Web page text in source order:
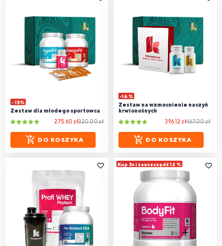
- 15%
Zestaw dla młodego sportowca
320.00 zł
275.60 zł
DO KOSZYKA
-16 %
Zestaw na wzmocnienie naczyń
krwionośnych
467.00 zł
396.12 zł
DO KOSZYKA
Kup 3x i zaoszczędź 12 %